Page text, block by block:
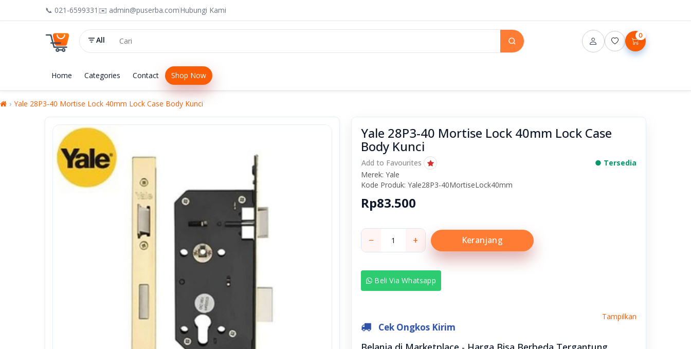
📞 021-6599331 ✉️ admin@puserba.comHubungi Kami
All 0
Home Categories Contact Shop Now
Yale 28P3-40 Mortise Lock 40mm Lock Case Body Kunci
Yale 28P3-40 Mortise Lock 40mm Lock Case
Body Kunci
Add to Favourites
● Tersedia
Merek: Yale
Kode Produk: Yale28P3-40MortiseLock40mm
Rp83.500
− + Keranjang
Beli Via Whatsapp
Cek Ongkos Kirim
Tampilkan